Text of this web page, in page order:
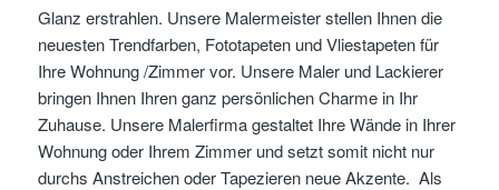
Glanz erstrahlen. Unsere Malermeister stellen Ihnen die
neuesten Trendfarben, Fototapeten und Vliestapeten für
Ihre Wohnung /Zimmer vor. Unsere Maler und Lackierer
bringen Ihnen Ihren ganz persönlichen Charme in Ihr
Zuhause. Unsere Malerfirma gestaltet Ihre Wände in Ihrer
Wohnung oder Ihrem Zimmer und setzt somit nicht nur
durchs Anstreichen oder Tapezieren neue Akzente. Als